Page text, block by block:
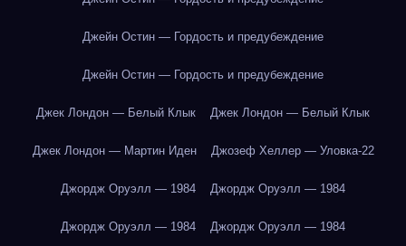
Джейн Остин — Гордость и предубеждение
Джейн Остин — Гордость и предубеждение
Джек Лондон — Белый Клык Джек Лондон — Белый Клык
Джек Лондон — Мартин Иден Джозеф Хеллер — Уловка-22
Джордж Оруэлл — 1984 Джордж Оруэлл — 1984
Джордж Оруэлл — 1984 Джордж Оруэлл — 1984